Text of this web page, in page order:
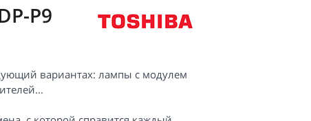
P9
вариантах: лампы с модулем